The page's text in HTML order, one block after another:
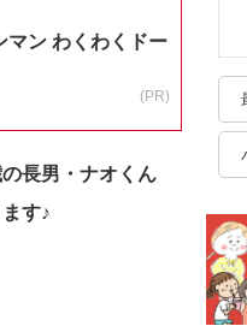
マン わくわくドー
(PR)
長男・ナオくん
ます♪